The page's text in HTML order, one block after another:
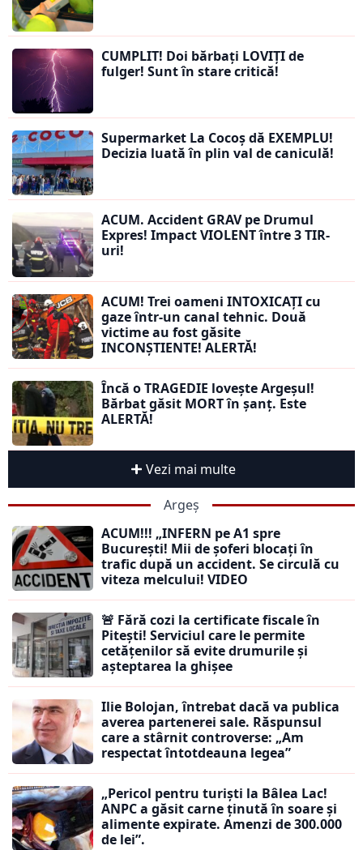
CUMPLIT! Doi bărbați LOVIȚI de
fulger! Sunt în stare critică!
Supermarket La Cocoș dă EXEMPLU!
Decizia luată în plin val de caniculă!
ACUM. Accident GRAV pe Drumul
Expres! Impact VIOLENT între 3 TIR-
uri!
ACUM! Trei oameni INTOXICAȚI cu
gaze într-un canal tehnic. Două
victime au fost găsite
INCONȘTIENTE! ALERTĂ!
Încă o TRAGEDIE lovește Argeșul!
Bărbat găsit MORT în șanț. Este
ALERTĂ!
Vezi mai multe
Argeș
ACUM!!! „INFERN pe A1 spre
București! Mii de șoferi blocați în
trafic după un accident. Se circulă cu
viteza melcului! VIDEO
🚨 Fără cozi la certificate fiscale în
Pitești! Serviciul care le permite
cetățenilor să evite drumurile și
așteptarea la ghișee
Ilie Bolojan, întrebat dacă va publica
averea partenerei sale. Răspunsul
care a stârnit controverse: „Am
respectat întotdeauna legea”
„Pericol pentru turiști la Bâlea Lac!
ANPC a găsit carne ținută în soare și
alimente expirate. Amenzi de 300.000
de lei”.